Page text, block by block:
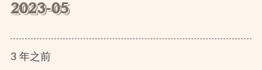
2023-05
3年之前